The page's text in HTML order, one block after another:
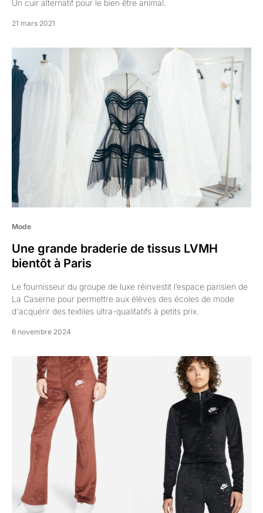
Un cuir alternatif pour le bien être animal.
21 mars 2021
Mode
Une grande braderie de tissus LVMH
bientôt à Paris
Le fournisseur du groupe de luxe réinvestit l’espace parisien de
La Caserne pour permettre aux élèves des écoles de mode
d'acquérir des textiles ultra-qualitatifs à petits prix.
6 novembre 2024